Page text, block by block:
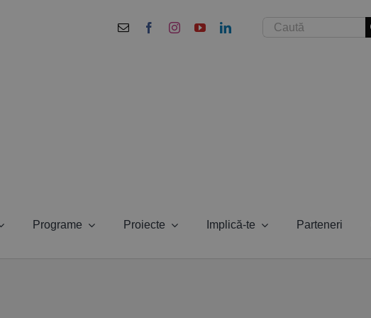
Cautare...
Programe Proiecte Implică-te Parteneri